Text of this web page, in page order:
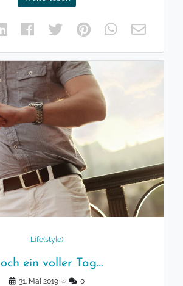
Life(style)
ein voller Tag…
31. Mai 2019 ◌ 0